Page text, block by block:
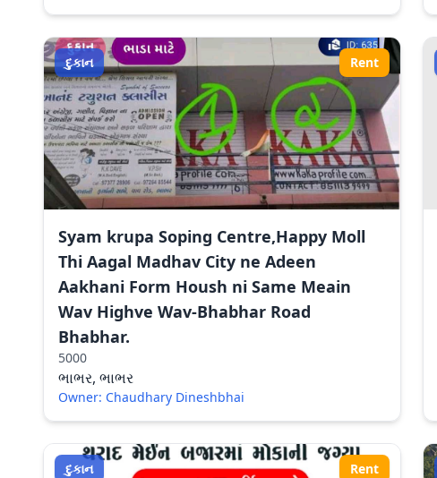
દુકાન Rent
Syam krupa Soping Centre,Happy Moll
Thi Aagal Madhav City ne Adeen
Aakhani Form Housh ni Same Meain
Wav Highve Wav-Bhabhar Road
Bhabhar.
5000
ભાભર, ભાભર
Owner: Chaudhary Dineshbhai
દુકાન Rent